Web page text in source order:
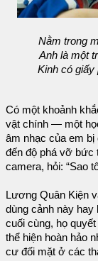
Nằm trong
Anh là một
Kinh có giấy
Có một khoảnh
vật chính — một
âm nhạc của em
đến độ phá vỡ
camera, hỏi: “Sao
Lương Quân Kiện
dùng cảnh này hay
cuối cùng, họ
thể hiện hoàn hảo
cư đối mặt ở các